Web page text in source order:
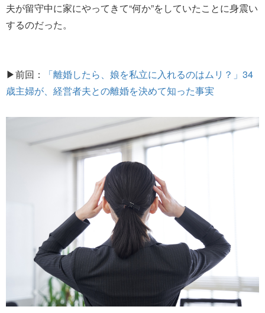
夫が留守中に家にやってきて“何か”をしていたことに身震い
するのだった。
▶前回：
「離婚したら、娘を私立に入れるのはムリ？」34
歳主婦が、経営者夫との離婚を決めて知った事実